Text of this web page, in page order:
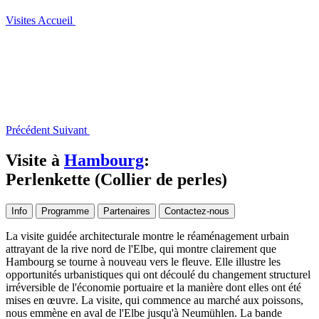
Visites Accueil
Précédent Suivant
Visite à Hambourg:
Perlenkette (Collier de perles)
Info Programme Partenaires Contactez-nous
La visite guidée architecturale montre le réaménagement urbain
attrayant de la rive nord de l'Elbe, qui montre clairement que
Hambourg se tourne à nouveau vers le fleuve. Elle illustre les
opportunités urbanistiques qui ont découlé du changement structurel
irréversible de l'économie portuaire et la manière dont elles ont été
mises en œuvre. La visite, qui commence au marché aux poissons,
nous emmène en aval de l'Elbe jusqu'à Neumühlen. La bande